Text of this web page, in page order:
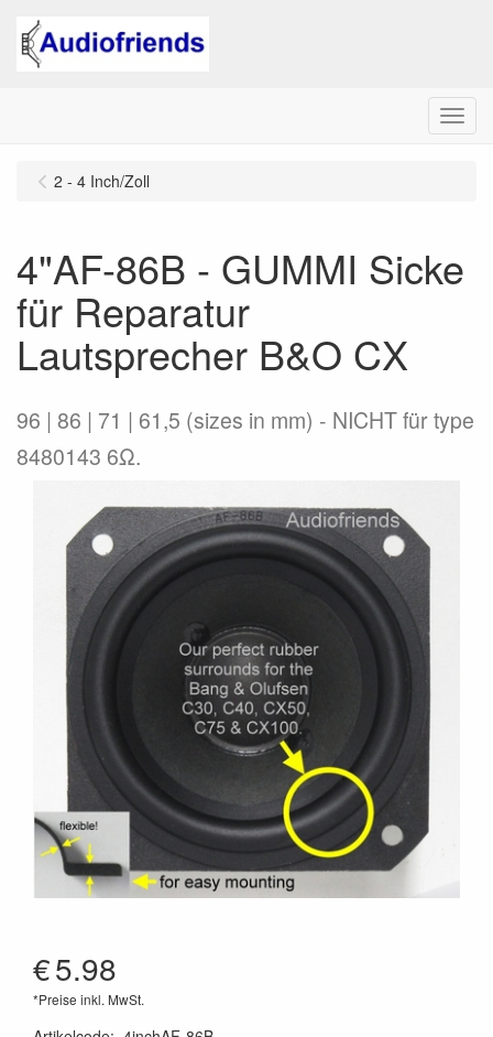
Menu
2 - 4 Inch/Zoll
4"AF-86B - GUMMI Sicke
für Reparatur
Lautsprecher B&O CX
96 | 86 | 71 | 61,5 (sizes in mm) - NICHT für type
8480143 6Ω.
€5.98
*Preise inkl. MwSt.